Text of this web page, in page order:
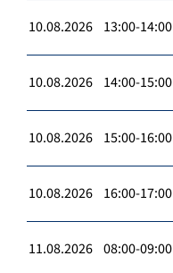
10.08.2026 13:00-14:00
10.08.2026 14:00-15:00
10.08.2026 15:00-16:00
10.08.2026 16:00-17:00
11.08.2026 08:00-09:00